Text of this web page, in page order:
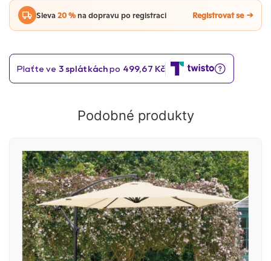
Sleva20 %na dopravu po registraci Registrovat se
Podobné produkty